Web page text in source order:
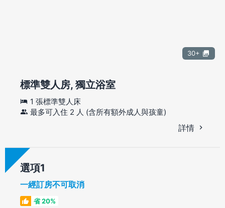
30+
標準雙人房, 獨立浴室
1 張標準雙人床
最多可入住 2 人 (含所有額外成人與孩童)
詳情
選項
一經訂房不可取消
省 20%